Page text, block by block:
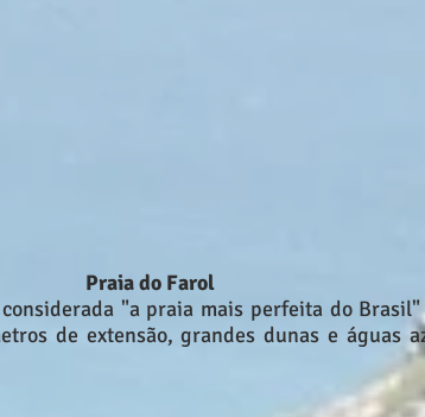
Praia do Farol
"a praia mais perfeita do Brasil"
de extensão, grandes dunas e águas